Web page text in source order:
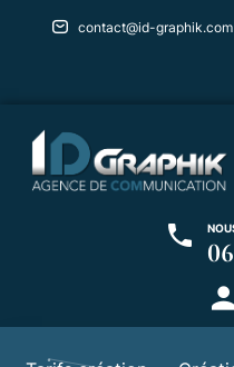
contact@id-graphik.com
Remember me